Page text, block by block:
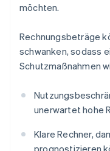
möchten.
Rechnungsbeträge
schwanken, sodass
Schutzmaßnahmen
unerwartet hohe
Klare Rechner,